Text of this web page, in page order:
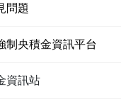
問題
制央積金資訊平台
資訊站